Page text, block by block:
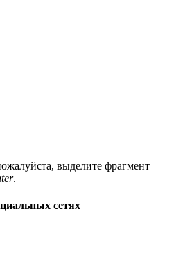
выделите фрагмент
.
сетях